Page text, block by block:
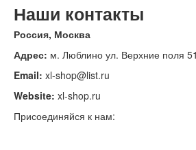
Наши контакты
Россия, Москва
Адрес: м. Люблино ул. Верхние поля 51
Email: xl-shop@list.ru
Website: xl-shop.ru
Присоединяйся к нам: